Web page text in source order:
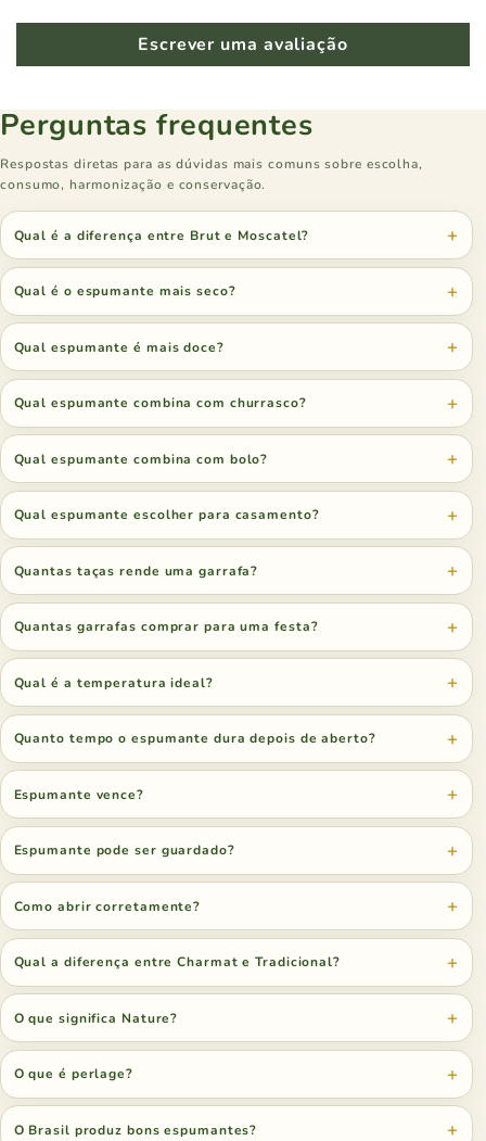
Escrever uma avaliação
Perguntas frequentes
Respostas diretas para as dúvidas mais comuns sobre escolha,
consumo, harmonização e conservação.
Qual é a diferença entre Brut e Moscatel?
Qual é o espumante mais seco?
Qual espumante é mais doce?
Qual espumante combina com churrasco?
Qual espumante combina com bolo?
Qual espumante escolher para casamento?
Quantas taças rende uma garrafa?
Quantas garrafas comprar para uma festa?
Qual é a temperatura ideal?
Quanto tempo o espumante dura depois de aberto?
Espumante vence?
Espumante pode ser guardado?
Como abrir corretamente?
Qual a diferença entre Charmat e Tradicional?
O que significa Nature?
O que é perlage?
O Brasil produz bons espumantes?